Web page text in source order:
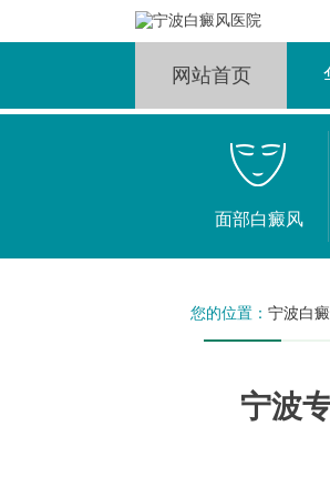
网站首页
面部白癜风
您的位置： 宁波白
宁波